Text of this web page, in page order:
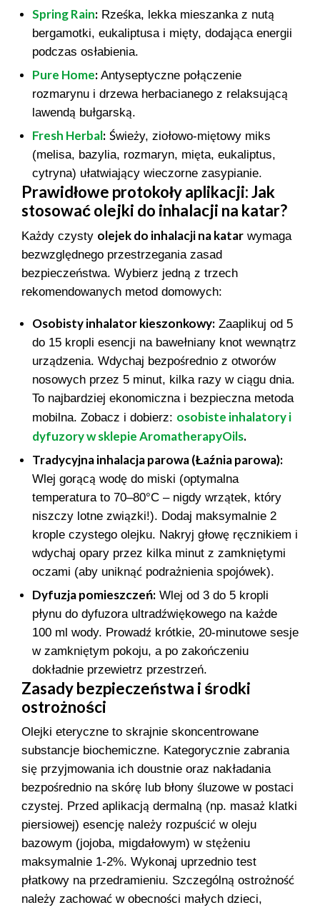
Spring Rain: Rześka, lekka mieszanka z nutą
bergamotki, eukaliptusa i mięty, dodająca energii
podczas osłabienia.
Pure Home: Antyseptyczne połączenie
rozmarynu i drzewa herbacianego z relaksującą
lawendą bułgarską.
Fresh Herbal: Świeży, ziołowo-miętowy miks
(melisa, bazylia, rozmaryn, mięta, eukaliptus,
cytryna) ułatwiający wieczorne zasypianie.
Prawidłowe protokoły aplikacji: Jak
stosować olejki do inhalacji na katar?
Każdy czysty olejek do inhalacji na katar wymaga
bezwzględnego przestrzegania zasad
bezpieczeństwa. Wybierz jedną z trzech
rekomendowanych metod domowych:
Osobisty inhalator kieszonkowy: Zaaplikuj od 5
do 15 kropli esencji na bawełniany knot wewnątrz
urządzenia. Wdychaj bezpośrednio z otworów
nosowych przez 5 minut, kilka razy w ciągu dnia.
To najbardziej ekonomiczna i bezpieczna metoda
mobilna. Zobacz i dobierz: osobiste inhalatory i
dyfuzory w sklepie AromatherapyOils.
Tradycyjna inhalacja parowa (Łaźnia parowa):
Wlej gorącą wodę do miski (optymalna
temperatura to 70–80°C – nigdy wrzątek, który
niszczy lotne związki!). Dodaj maksymalnie 2
krople czystego olejku. Nakryj głowę ręcznikiem i
wdychaj opary przez kilka minut z zamkniętymi
oczami (aby uniknąć podrażnienia spojówek).
Dyfuzja pomieszczeń: Wlej od 3 do 5 kropli
płynu do dyfuzora ultradźwiękowego na każde
100 ml wody. Prowadź krótkie, 20-minutowe sesje
w zamkniętym pokoju, a po zakończeniu
dokładnie przewietrz przestrzeń.
Zasady bezpieczeństwa i środki
ostrożności
Olejki eteryczne to skrajnie skoncentrowane
substancje biochemiczne. Kategorycznie zabrania
się przyjmowania ich doustnie oraz nakładania
bezpośrednio na skórę lub błony śluzowe w postaci
czystej. Przed aplikacją dermalną (np. masaż klatki
piersiowej) esencję należy rozpuścić w oleju
bazowym (jojoba, migdałowym) w stężeniu
maksymalnie 1-2%. Wykonaj uprzednio test
płatkowy na przedramieniu. Szczególną ostrożność
należy zachować w obecności małych dzieci,